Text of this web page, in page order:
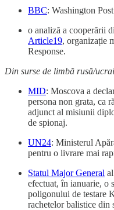
BBC: Washington
o analiză a cooperării
Article19, organizație
Response.
Din surse de limbă rusă/
MID: Moscova a
persona non grata, ca
adjunct al misiunii
de spionaj.
UN24: Ministerul
pentru o livrare mai
Statul Major General
efectuat, în ianuarie, o
poligonului de testare
rachetelor balistice din